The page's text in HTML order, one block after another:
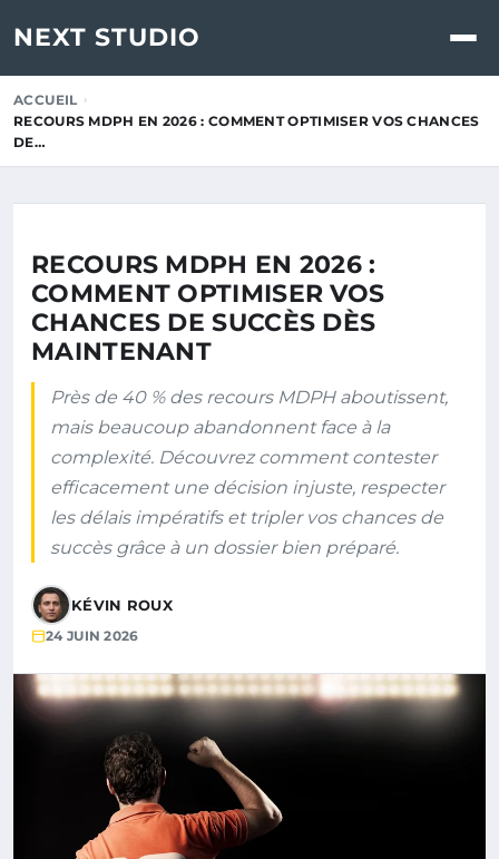
NEXT STUDIO
ACCUEIL
RECOURS MDPH EN 2026 : COMMENT OPTIMISER VOS CHANCES
DE…
RECOURS MDPH EN 2026 :
COMMENT OPTIMISER VOS
CHANCES DE SUCCÈS DÈS
MAINTENANT
Près de 40 % des recours MDPH aboutissent,
mais beaucoup abandonnent face à la
complexité. Découvrez comment contester
efficacement une décision injuste, respecter
les délais impératifs et tripler vos chances de
succès grâce à un dossier bien préparé.
KÉVIN ROUX
24 JUIN 2026